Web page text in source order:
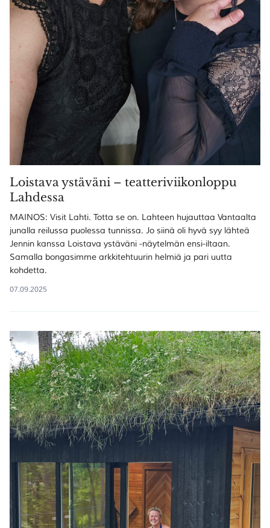
Loistava ystäväni – teatteriviikonloppu
Lahdessa
MAINOS: Visit Lahti. Totta se on. Lahteen hujauttaa Vantaalta
junalla reilussa puolessa tunnissa. Jo siinä oli hyvä syy lähteä
Jennin kanssa Loistava ystäväni -näytelmän ensi-iltaan.
Samalla bongasimme arkkitehtuurin helmiä ja pari uutta
kohdetta.
07.09.2025